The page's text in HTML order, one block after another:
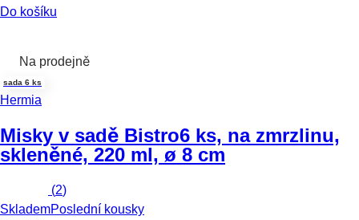
Do košíku
Na prodejně
sada 6 ks
Hermia
Misky v sadě Bistro6 ks, na zmrzlinu,
skleněné, 220 ml, ø 8 cm
(2)
SklademPoslední kousky